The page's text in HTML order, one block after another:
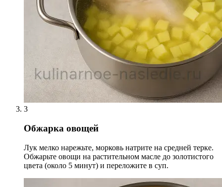
3
Обжарка овощей
Лук мелко нарежьте, морковь натрите на средней терке.
Обжарьте овощи на растительном масле до золотистого
цвета (около 5 минут) и переложите в суп.